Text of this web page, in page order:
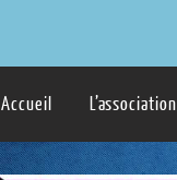
Accueil L’association